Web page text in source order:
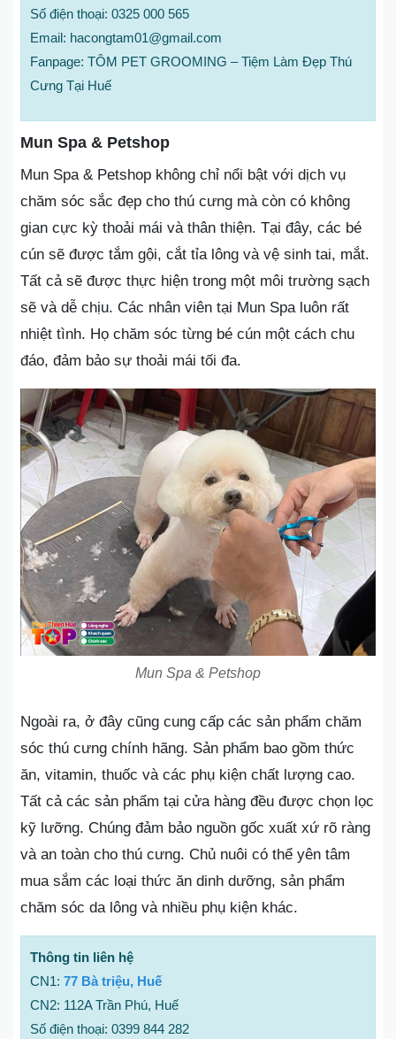
Số điện thoại: 0325 000 565
Email: hacongtam01@gmail.com
Fanpage: TÔM PET GROOMING – Tiệm Làm Đẹp Thú
Cưng Tại Huế
Mun Spa & Petshop
Mun Spa & Petshop không chỉ nổi bật với dịch vụ
chăm sóc sắc đẹp cho thú cưng mà còn có không
gian cực kỳ thoải mái và thân thiện. Tại đây, các bé
cún sẽ được tắm gội, cắt tỉa lông và vệ sinh tai, mắt.
Tất cả sẽ được thực hiện trong một môi trường sạch
sẽ và dễ chịu. Các nhân viên tại Mun Spa luôn rất
nhiệt tình. Họ chăm sóc từng bé cún một cách chu
đáo, đảm bảo sự thoải mái tối đa.
Mun Spa & Petshop
Ngoài ra, ở đây cũng cung cấp các sản phẩm chăm
sóc thú cưng chính hãng. Sản phẩm bao gồm thức
ăn, vitamin, thuốc và các phụ kiện chất lượng cao.
Tất cả các sản phẩm tại cửa hàng đều được chọn lọc
kỹ lưỡng. Chúng đảm bảo nguồn gốc xuất xứ rõ ràng
và an toàn cho thú cưng. Chủ nuôi có thể yên tâm
mua sắm các loại thức ăn dinh dưỡng, sản phẩm
chăm sóc da lông và nhiều phụ kiện khác.
Thông tin liên hệ
CN1: 77 Bà triệu, Huế
CN2: 112A Trần Phú, Huế
Số điện thoại: 0399 844 282